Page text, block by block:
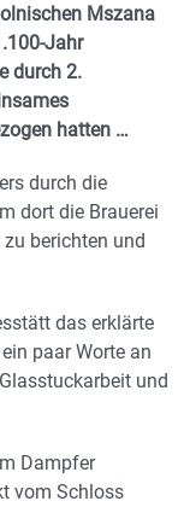
Mszana
Jahr
durch 2.
hatten …
durch die
dort die Brauerei
berichten und
das erklärte
paar Worte an
und
Dampfer
vom Schloss